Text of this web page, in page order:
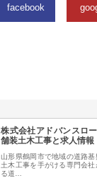
facebook
株式会社アドバンスロ
舗装土木工事と求人情報
山形県鶴岡市で地域の道路
土木工事を手がける専門会
る道…